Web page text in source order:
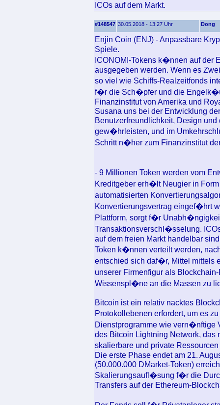
ICOs auf dem Markt.
#148547 30.05.2018 - 13:27 Uhr Dong
Enjin Coin (ENJ) - Anpassbare
Spiele.
ICONOMI-Tokens k�nnen auf der
ausgegeben werden. Wenn es
so viel wie Schiffs-Realzeitfonds
f�r die Sch�pfer und die
Finanzinstitut von Amerika und
Susana uns bei der Entwicklung
Benutzerfreundlichkeit, Design
gew�hrleisten, und im
Schritt n�her zum Finanzinstitut
- 9 Millionen Token werden vom
Kreditgeber erh�lt Neugier in
automatisierten
Konvertierungsvertrag eingef�hrt
Plattform, sorgt f�r
Transaktionsverschl�sselung.
auf dem freien Markt handelbar
Token k�nnen verteilt werden,
entschied sich daf�r, Mittel mittels
unserer Firmenfigur als
Wissenspl�ne an die Massen zu
Bitcoin ist ein relativ nacktes
Protokollebenen erfordert, um es
Dienstprogramme wie vern�nftige
des Bitcoin Lightning Network, das
skalierbare und private
Die erste Phase endet am 21.
(50.000.000 DMarket-Token)
Skalierungsaufl�sung f�r die
Transfers auf der Ethereum-